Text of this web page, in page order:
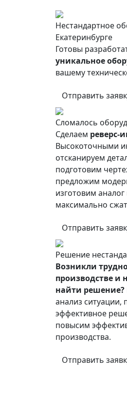
Нестандартное
Екатеринбурге
Готовы
уникальное
вашему
Отправить
Сломалось
Сделаем реверс-
Высокоточными
отсканируем
подготовим
предложим
изготовим аналог
максимально
Отправить
Решение
Возникли
производстве и
найти решение?
анализ ситуации,
эффективное
повысим
производства.
Отправить